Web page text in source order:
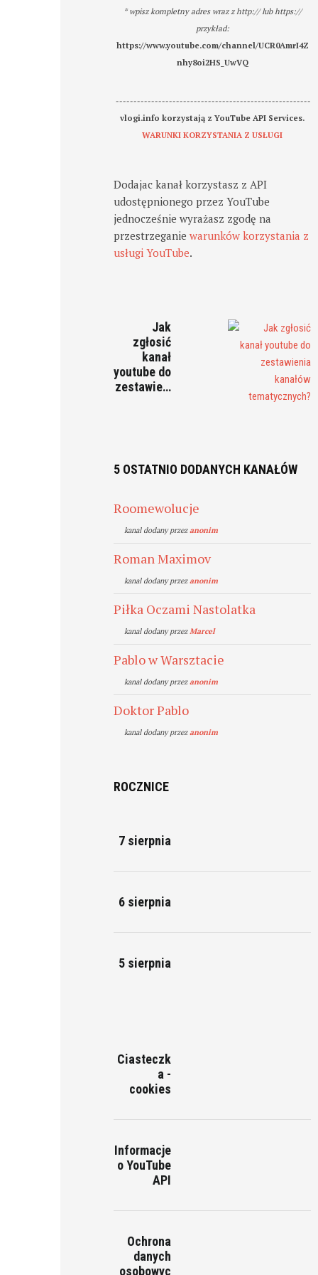
* wpisz kompletny adres wraz z http:// lub https://
przykład:
https://www.youtube.com/channel/UCR0AmrI4Z
nhy8oi2HS_UwVQ
-------------------------------------------------------
vlogi.info korzystają z YouTube API Services.
WARUNKI KORZYSTANIA Z USŁUGI
Dodajac kanał korzystasz z API
udostępnionego przez YouTube
jednocześnie wyrażasz zgodę na
przestrzeganiewarunków korzystania z
usługi YouTube.
Jak
zgłosić
kanał
youtube do
zestawie…
5 OSTATNIO DODANYCH KANAŁÓW
Roomewolucje
kanal dodany przezanonim
Roman Maximov
kanal dodany przezanonim
Piłka Oczami Nastolatka
kanal dodany przezMarcel
Pablo w Warsztacie
kanal dodany przezanonim
Doktor Pablo
kanal dodany przezanonim
ROCZNICE
7 sierpnia
6 sierpnia
5 sierpnia
Ciasteczk
a -
cookies
Informacje
o YouTube
API
Ochrona
danych
osobowyc